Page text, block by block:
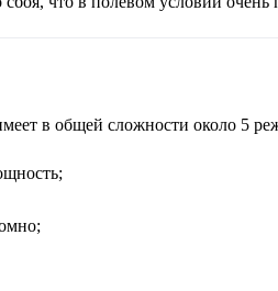
в общей сложности около 5